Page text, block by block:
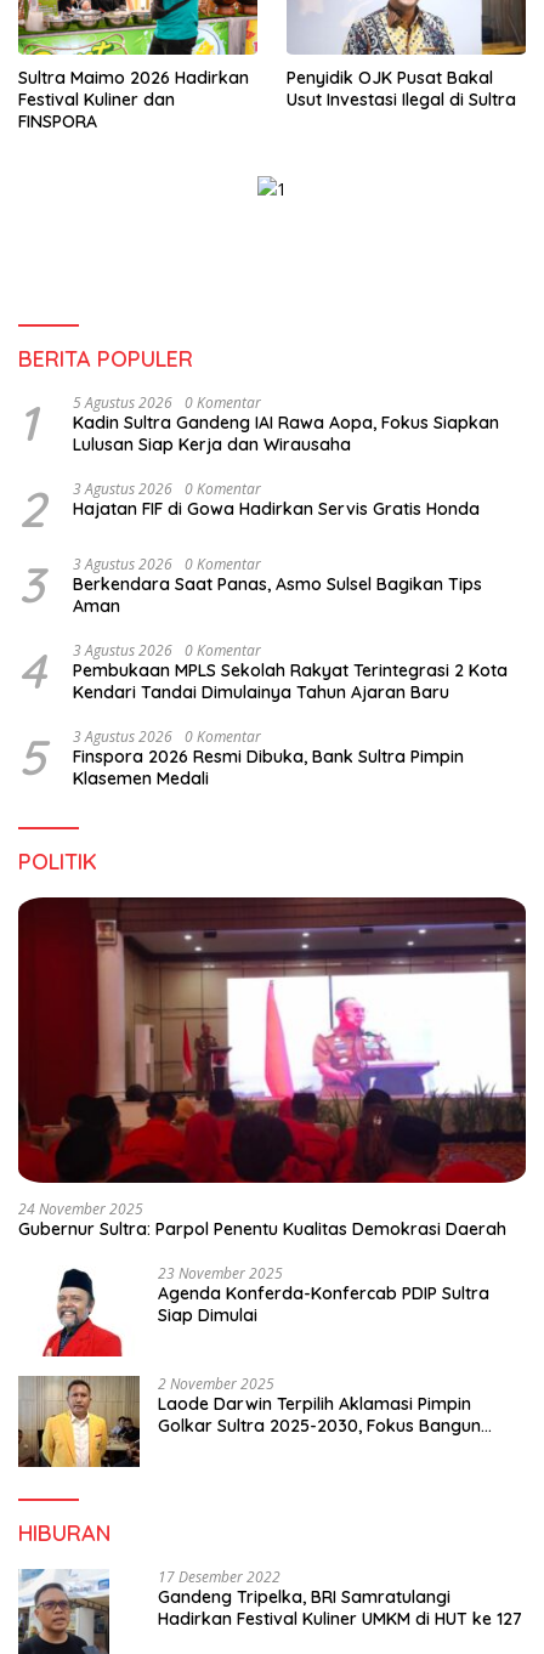
Sultra Maimo 2026 Hadirkan
Festival Kuliner dan
FINSPORA
Penyidik OJK Pusat Bakal
Usut Investasi Ilegal di Sultra
BERITA POPULER
1 5 Agustus 2026 0 Komentar
Kadin Sultra Gandeng IAI Rawa Aopa, Fokus Siapkan
Lulusan Siap Kerja dan Wirausaha
2 3 Agustus 2026 0 Komentar
Hajatan FIF di Gowa Hadirkan Servis Gratis Honda
3 3 Agustus 2026 0 Komentar
Berkendara Saat Panas, Asmo Sulsel Bagikan Tips
Aman
4 3 Agustus 2026 0 Komentar
Pembukaan MPLS Sekolah Rakyat Terintegrasi 2 Kota
Kendari Tandai Dimulainya Tahun Ajaran Baru
5 3 Agustus 2026 0 Komentar
Finspora 2026 Resmi Dibuka, Bank Sultra Pimpin
Klasemen Medali
POLITIK
24 November 2025
Gubernur Sultra: Parpol Penentu Kualitas Demokrasi Daerah
23 November 2025
Agenda Konferda-Konfercab PDIP Sultra
Siap Dimulai
2 November 2025
Laode Darwin Terpilih Aklamasi Pimpin
Golkar Sultra 2025-2030, Fokus Bangun
HIBURAN
17 Desember 2022
Gandeng Tripelka, BRI Samratulangi
Hadirkan Festival Kuliner UMKM di HUT ke 127